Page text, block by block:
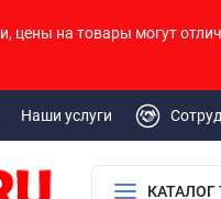
цены на товары могут
Наши услуги
КАТАЛОГ